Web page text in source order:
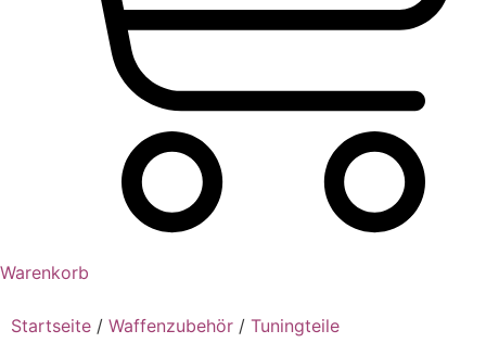
Warenkorb
Startseite / Waffenzubehör / Tuningteile